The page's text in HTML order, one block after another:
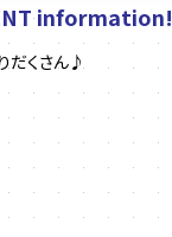
information!
だくさん♪